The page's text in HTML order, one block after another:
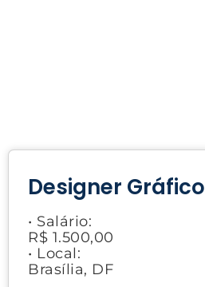
Designer Gráfico
• Salário:
R$ 1.500,00
• Local:
Brasília, DF